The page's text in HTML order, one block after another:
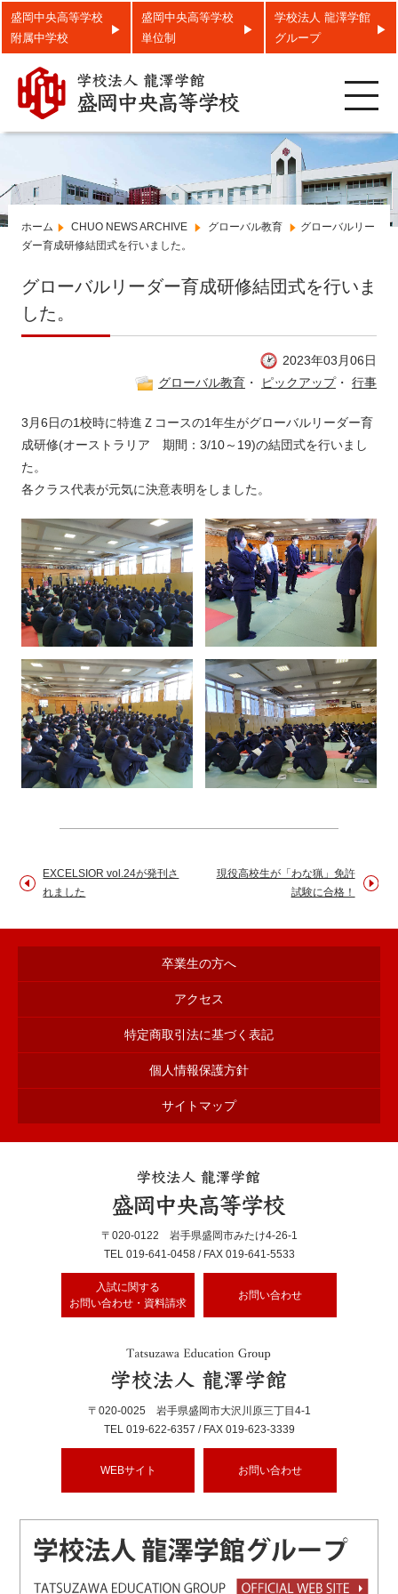
盛岡中央高等学校
附属中学校
盛岡中央高等学校
単位制
学校法人 龍澤学館
グループ
toggle
ホーム CHUO NEWS ARCHIVE グローバル教育
グローバルリー
ダー育成研修結団式を行いました。
グローバルリーダー育成研修結団式を行いま
した。
2023年03月06日
グローバル教育 ・ ピックアップ・行事
3月6日の1校時に特進Ｚコースの1年生がグローバルリーダー育
成研修(オーストラリア 期間：3/10～19)の結団式を行いまし
た。
各クラス代表が元気に決意表明をしました。
EXCELSIOR vol.24が発刊さ
れました
現役高校生が「わな猟」免許
試験に合格！
卒業生の方へ
アクセス
特定商取引法に基づく表記
個人情報保護方針
サイトマップ
〒020-0122 岩手県盛岡市みたけ4-26-1
TEL 019-641-0458/ FAX 019-641-5533
入試に関する
お問い合わせ・資料請求
お問い合わせ
〒020-0025 岩手県盛岡市大沢川原三丁目4-1
TEL 019-622-6357 / FAX 019-623-3339
WEBサイト お問い合わせ